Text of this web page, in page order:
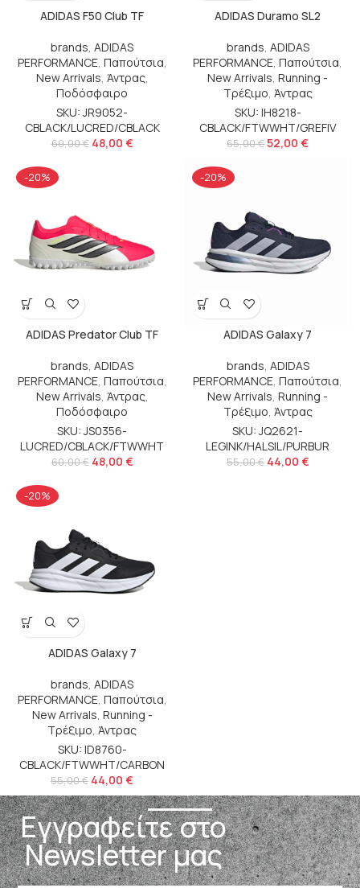
ADIDAS F50 Club TF
brands, ADIDAS
PERFORMANCE, Παπούτσια,
New Arrivals, Άντρας,
Ποδόσφαιρο
SKU: JR9052-
CBLACK/LUCRED/CBLACK
60,00€ 48,00 €
ADIDAS Duramo SL2
brands, ADIDAS
PERFORMANCE,Παπούτσια,
New Arrivals,Running -
Τρέξιμο, Άντρας
SKU: IH8218-
CBLACK/FTWWHT/GREFIV
65,00€52,00 €
ADIDAS Predator Club TF
brands, ADIDAS
PERFORMANCE, Παπούτσια,
New Arrivals, Άντρας,
Ποδόσφαιρο
SKU: JS0356-
LUCRED/CBLACK/FTWWHT
60,00€ 48,00 €
-20%
ADIDAS Galaxy 7
brands, ADIDAS
PERFORMANCE,Παπούτσια,
New Arrivals,Running -
Τρέξιμο, Άντρας
SKU: JQ2621-
LEGINK/HALSIL/PURBUR
55,00€ 44,00 €
-20%
ADIDAS Galaxy 7
brands, ADIDAS
PERFORMANCE, Παπούτσια,
New Arrivals, Running -
Τρέξιμο, Άντρας
SKU: ID8760-
CBLACK/FTWWHT/CARBON
55,00€ 44,00 €
-20%
Εγγραφείτε στο
Newsletter μας